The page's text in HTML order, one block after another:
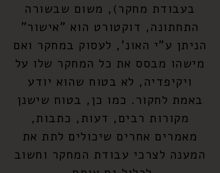
בעבודת מחקר), משום שבשורה
התחתונה, דוקטורט הוא "אישור"
הניתן ע"י האונ', לעסוק במחקר ואם
מישהו מבסס את כל המחקר שלו על
ויקיפדיה, לא בטוח שהוא יודע
באמת לחקור. כמו כן, בטוח שישנן
מקורות רבים, דעות, כתבות,
מאמרים אחרים שיכולים לתת את
המענה לצרכי עבודת המחקר וחשוב